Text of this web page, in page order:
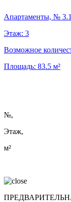
Апартаменты, №
Этаж: 3
Возможное
Площадь: 83.5 м²
№,
Этаж,
м²